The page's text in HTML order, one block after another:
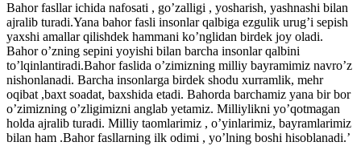
Bahor fasllar ichida nafosati , go’zalligi , yosharish, yashnashi bilan
ajralib turadi.Yana bahor fasli insonlar qalbiga ezgulik urug’i sepish
yaxshi amallar qilishdek hammani ko’nglidan birdek joy oladi.
Bahor o’zning sepini yoyishi bilan barcha insonlar qalbini
to’lqinlantiradi.Bahor faslida o’zimizning milliy bayramimiz navro’z
nishonlanadi. Barcha insonlarga birdek shodu xurramlik, mehr
oqibat ,baxt soadat, baxshida etadi. Bahorda barchamiz yana bir bor
o’zimizning o’zligimizni anglab yetamiz. Milliylikni yo’qotmagan
holda ajralib turadi. Milliy taomlarimiz , o’yinlarimiz, bayramlarimiz
bilan ham .Bahor fasllarning ilk odimi , yo’lning boshi hisoblanadi.’